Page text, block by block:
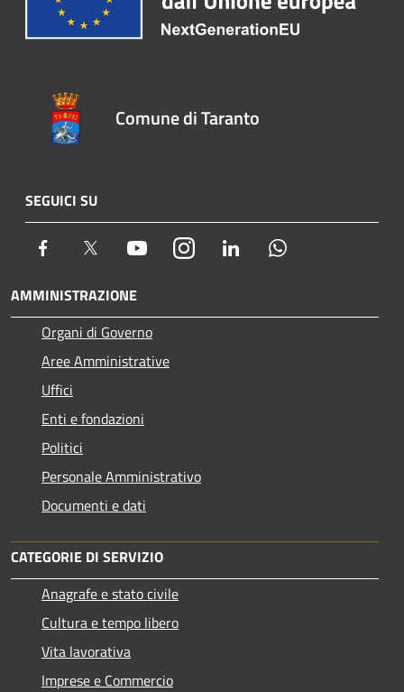
Comune di Taranto
SEGUICI SU
Facebook Twitter YoutubeInstagram LinkedIn
AMMINISTRAZIONE
Organi di Governo
Aree Amministrative
Uffici
Enti e fondazioni
Politici
Personale Amministrativo
Documenti e dati
CATEGORIE DI SERVIZIO
Anagrafe e stato civile
Cultura e tempo libero
Vita lavorativa
Imprese e Commercio